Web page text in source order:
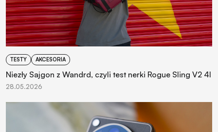
TESTY AKCESORIA
Niezły Sajgon z Wandrd, czyli test nerki Rogue Sling V2 4l
28.05.2026